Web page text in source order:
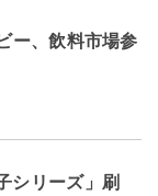
ー、飲料市場参
シリーズ」刷